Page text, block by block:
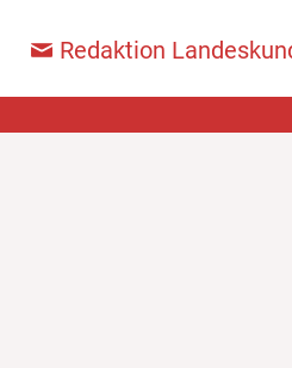
Redaktion